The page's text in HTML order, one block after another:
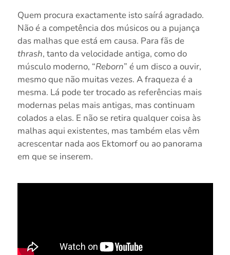
Quem procura exactamente isto saírá agradado.
Não é a competência dos músicos ou a pujança
das malhas que está em causa. Para fãs de
thrash, tanto da velocidade antiga, como do
músculo moderno, “Reborn” é um disco a ouvir,
mesmo que não muitas vezes. A fraqueza é a
mesma. Lá pode ter trocado as referências mais
modernas pelas mais antigas, mas continuam
colados a elas. E não se retira qualquer coisa às
malhas aqui existentes, mas também elas vêm
acrescentar nada aos Ektomorf ou ao panorama
em que se inserem.